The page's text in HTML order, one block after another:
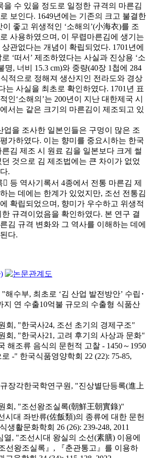
을 수 있을 정도로 일정한 규격의 마른김
보인다. 1649년에는 기존의 크고 불결한
좋고 위생적인 ‘소해의’(小海衣)를 조
사용하였으며, 이 무렵마른김에 생기는
관없다는 개념이 확립되었다. 1701년에
‘떠서’ 제조하였다는 사실과 진상용 ‘소
명, 너비 15.3 cm)와 중량(40장 1첩에 284
적으로 정해져 생산지인 전라도와 경상
는 사실을 최초로 확인하였다. 1701년 표
인‘소해의’는 200년이 지난 대한제국 시
서는 같은 크기의 마른김이 제조되고 있
업을 조사한 일본인들은 구멍이 많은 조
가하였다. 이는 향미를 중요시하는 한국
김 제조 시 원료 김을 일본보다 크게 썰
것으로 김 제조법에는 큰 차이가 없었
.
등 역사기록서 4종에서 전통 마른김 제
는 데에는 한계가 있었지만, 조선 전통김
확립되었으며, 향미가 우수하고 위생적
규격이었음을 확인하였다. 본 연구 결
김 규격 변화와 그 역사를 이해하는 데에
다.
해수부, 최초로 ‘김 산업 발전방안’ 수립･
지 연 수출10억불 규모의 수출형 식품산
회, "한국사24, 조선 초기의 경제구조"
회, "한국사21, 고려 후기의 사상과 문화"
해조류 음식의 문헌적 고찰 - 1450～1950
-" 한국식품영양학회 22 (22): 75-85,
장각한국학연구원, "진상별단등록(進上
회, "조선왕조실록(朝鮮王朝實錄)"
시대 좌반류(佐飯類)의 종류에 대한 문헌
생활문화학회 26 (26): 239-248, 2011
열, "조선시대 왕실의 소선(素膳) 이용에
선왕조실록』, 『춘관통고』를 이용하